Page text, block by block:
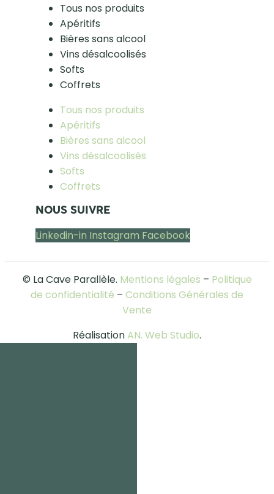
Tous nos produits
Apéritifs
Bières sans alcool
Vins désalcoolisés
Softs
Coffrets
Tous nos produits
Apéritifs
Bières sans alcool
Vins désalcoolisés
Softs
Coffrets
NOUS SUIVRE
Linkedin-in Instagram Facebook
© La Cave Parallèle. Mentions légales – Politique
de confidentialité – Conditions Générales de
Vente
RéalisationAN. Web Studio.